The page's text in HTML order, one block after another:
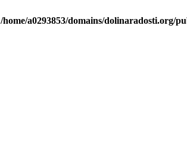
/home/a0293853/domains/dolinaradosti.org/